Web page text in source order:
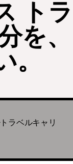
トラ
を、
ラベルキャリ